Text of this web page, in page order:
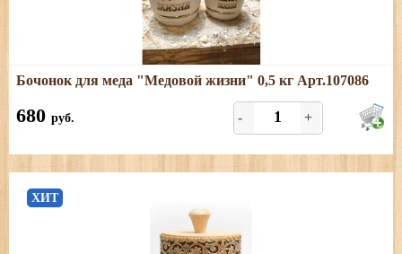
Подробнее
Отличный подарок для любителей мёда
Бочонок для меда "Медовой жизни" 0,5 кг Арт.107086
680 руб. - +
ХИТ